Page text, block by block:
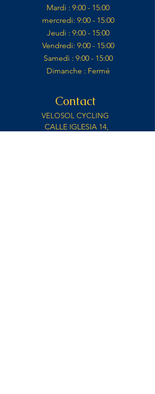
Mardi : 9:00 - 15:00​​
mercredi: 9:00 - 15:00​
Jeudi : 9:00 - 15:00​
Vendredi: 9:00 - 15:00​
Samedi : 9:00 - 15:00​
Dimanche : Fermé​
Contact
VELOSOL CYCLING
CALLE IGLESIA 14,